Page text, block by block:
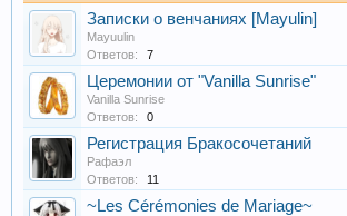
Записки о венчаниях [Mayulin]
Mayuulin
Ответов:
7
Церемонии от "Vanilla Sunrise"
Vanilla Sunrise
Ответов:
0
Регистрация Бракосочетаний
Рафаэл
Ответов:
11
~Les Сérémonies de Мariage~